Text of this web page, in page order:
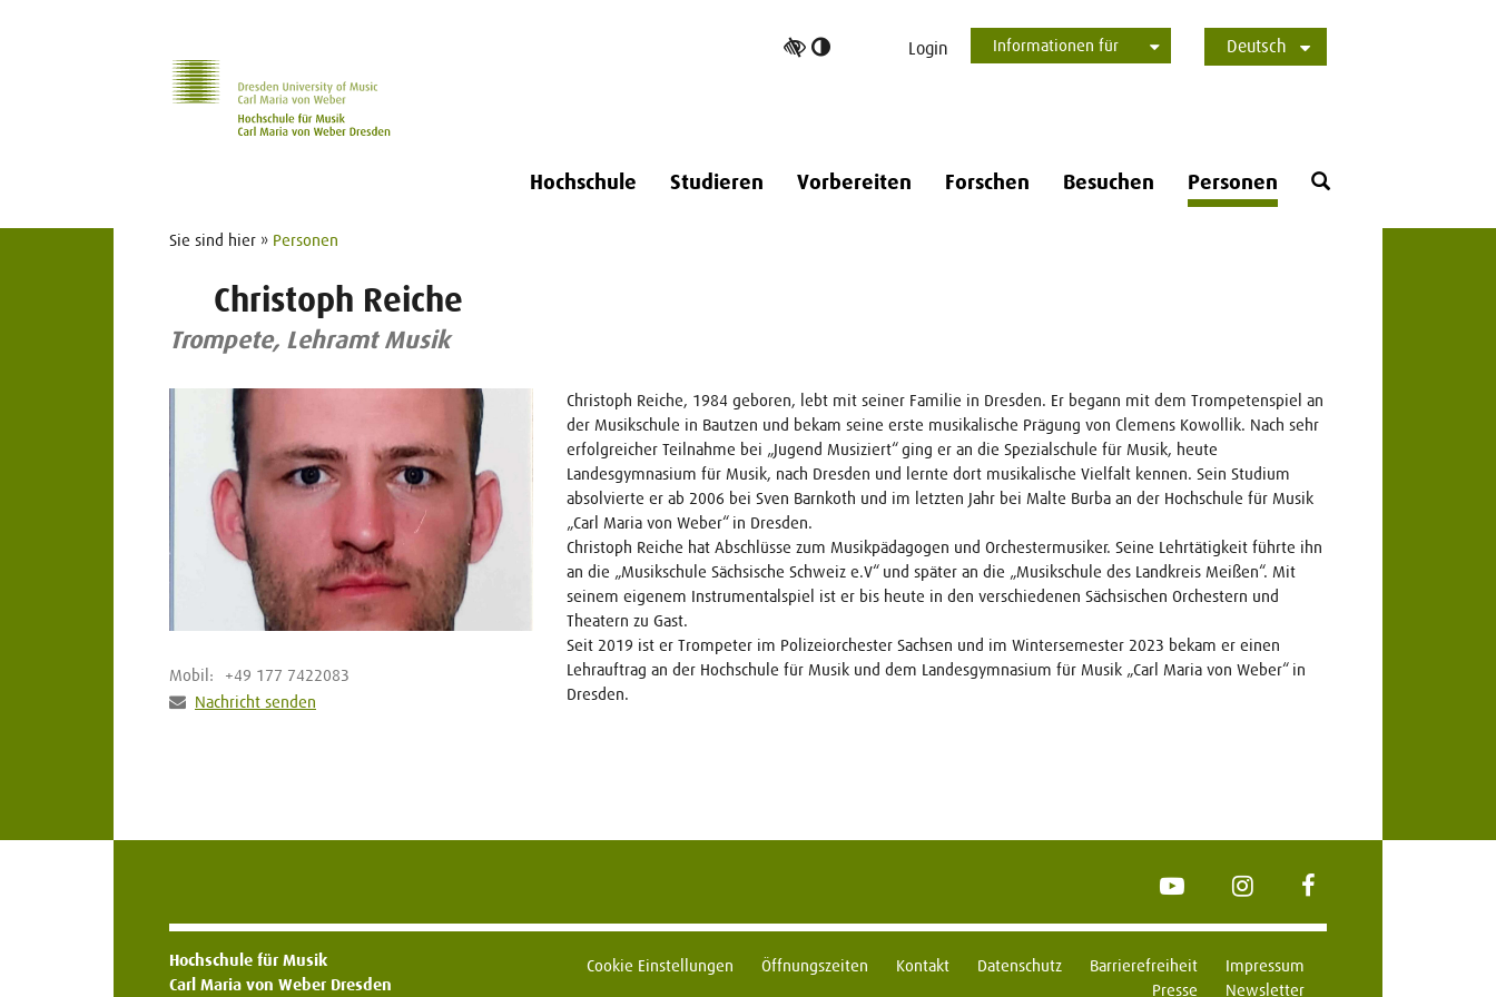
Login Informationen für
Deutsch
Hochschule Studieren Vorbereiten Forschen Besuchen Personen
Sie sind hier » Personen
Christoph Reiche
Trompete, Lehramt Musik
Mobil:
+49 177 7422083
Nachricht senden
Christoph Reiche, 1984 geboren, lebt mit seiner Familie in Dresden. Er begann mit dem Trompetenspiel an
der Musikschule in Bautzen und bekam seine erste musikalische Prägung von Clemens Kowollik. Nach sehr
erfolgreicher Teilnahme bei „Jugend Musiziert“ ging er an die Spezialschule für Musik, heute
Landesgymnasium für Musik, nach Dresden und lernte dort musikalische Vielfalt kennen. Sein Studium
absolvierte er ab 2006 bei Sven Barnkoth und im letzten Jahr bei Malte Burba an der Hochschule für Musik
„Carl Maria von Weber“ in Dresden.
Christoph Reiche hat Abschlüsse zum Musikpädagogen und Orchestermusiker. Seine Lehrtätigkeit führte ihn
an die „Musikschule Sächsische Schweiz e.V“ und später an die „Musikschule des Landkreis Meißen“. Mit
seinem eigenem Instrumentalspiel ist er bis heute in den verschiedenen Sächsischen Orchestern und
Theatern zu Gast.
Seit 2019 ist er Trompeter im Polizeiorchester Sachsen und im Wintersemester 2023 bekam er einen
Lehrauftrag an der Hochschule für Musik und dem Landesgymnasium für Musik „Carl Maria von Weber“ in
Dresden.
YouTube Instagram
Cookie Einstellungen Öffnungszeiten Kontakt Datenschutz Barrierefreiheit
Impressum
Presse
Newsletter
Hochschule für Musik
Carl Maria von Weber Dresden